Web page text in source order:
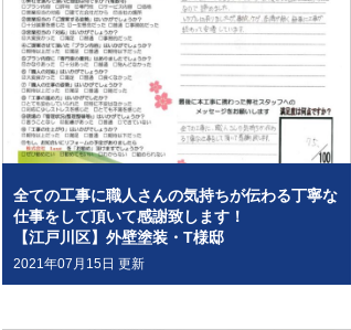
全ての工事に職人さんの気持ちが伝わる丁寧な
仕事をして頂いて感謝致します！
【江戸川区】外壁塗装・T様邸
2021年07月15日 更新